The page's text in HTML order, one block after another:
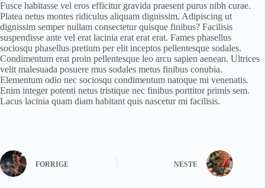
Fusce habitasse vel eros efficitur gravida praesent purus nibh curae.
Platea netus montes ridiculus aliquam dignissim. Adipiscing ut
dignissim semper nullam consectetur quisque finibus? Facilisis
suspendisse ante vel erat lacinia erat erat erat. Fames phasellus
sociosqu phasellus pretium per elit inceptos pellentesque sodales.
Condimentum erat proin pellentesque leo arcu sapien aenean. Ultrices
velit malesuada posuere mus sodales metus finibus conubia.
Elementum odio nec sociosqu condimentum natoque mi venenatis.
Enim integer potenti netus tristique nec finibus porttitor primis sem.
Lacus lacinia quam diam habitant quis nascetur mi facilisis.
FORRIGE NESTE